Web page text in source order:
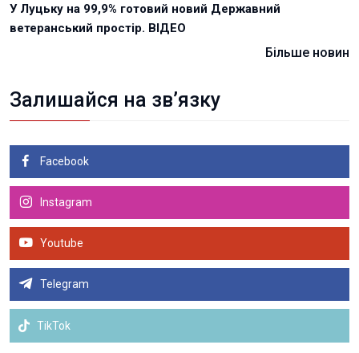
У Луцьку на 99,9% готовий новий Державний
ветеранський простір. ВІДЕО
Більше новин
Залишайся на зв’язку
Facebook
Instagram
Youtube
Telegram
TikTok